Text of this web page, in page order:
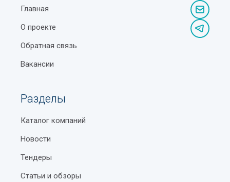
Главная
О проекте
Обратная связь
Вакансии
Разделы
Каталог компаний
Новости
Тендеры
Статьи и обзоры